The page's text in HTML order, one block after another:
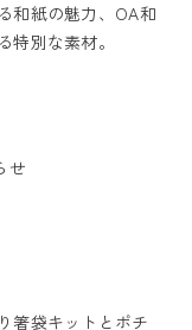
和紙の魅力、OA和
特別な素材。
せ
箸袋キットとポチ